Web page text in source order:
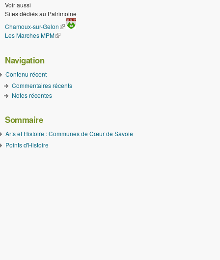
Voir aussi
Sites dédiés au Patrimoine
Chamoux-sur-Gelon (le lien est externe)
Les Marches MPM(le lien est externe)
Navigation
Contenu récent
Commentaires récents
Notes récentes
Sommaire
Arts et Histoire : Communes de Cœur de Savoie
Points d'Histoire